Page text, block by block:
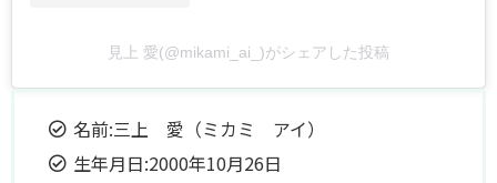
見上 愛(@mikami_ai_)がシェアした投稿
名前:三上 愛（ミカミ アイ）
生年月日:2000年10月26日